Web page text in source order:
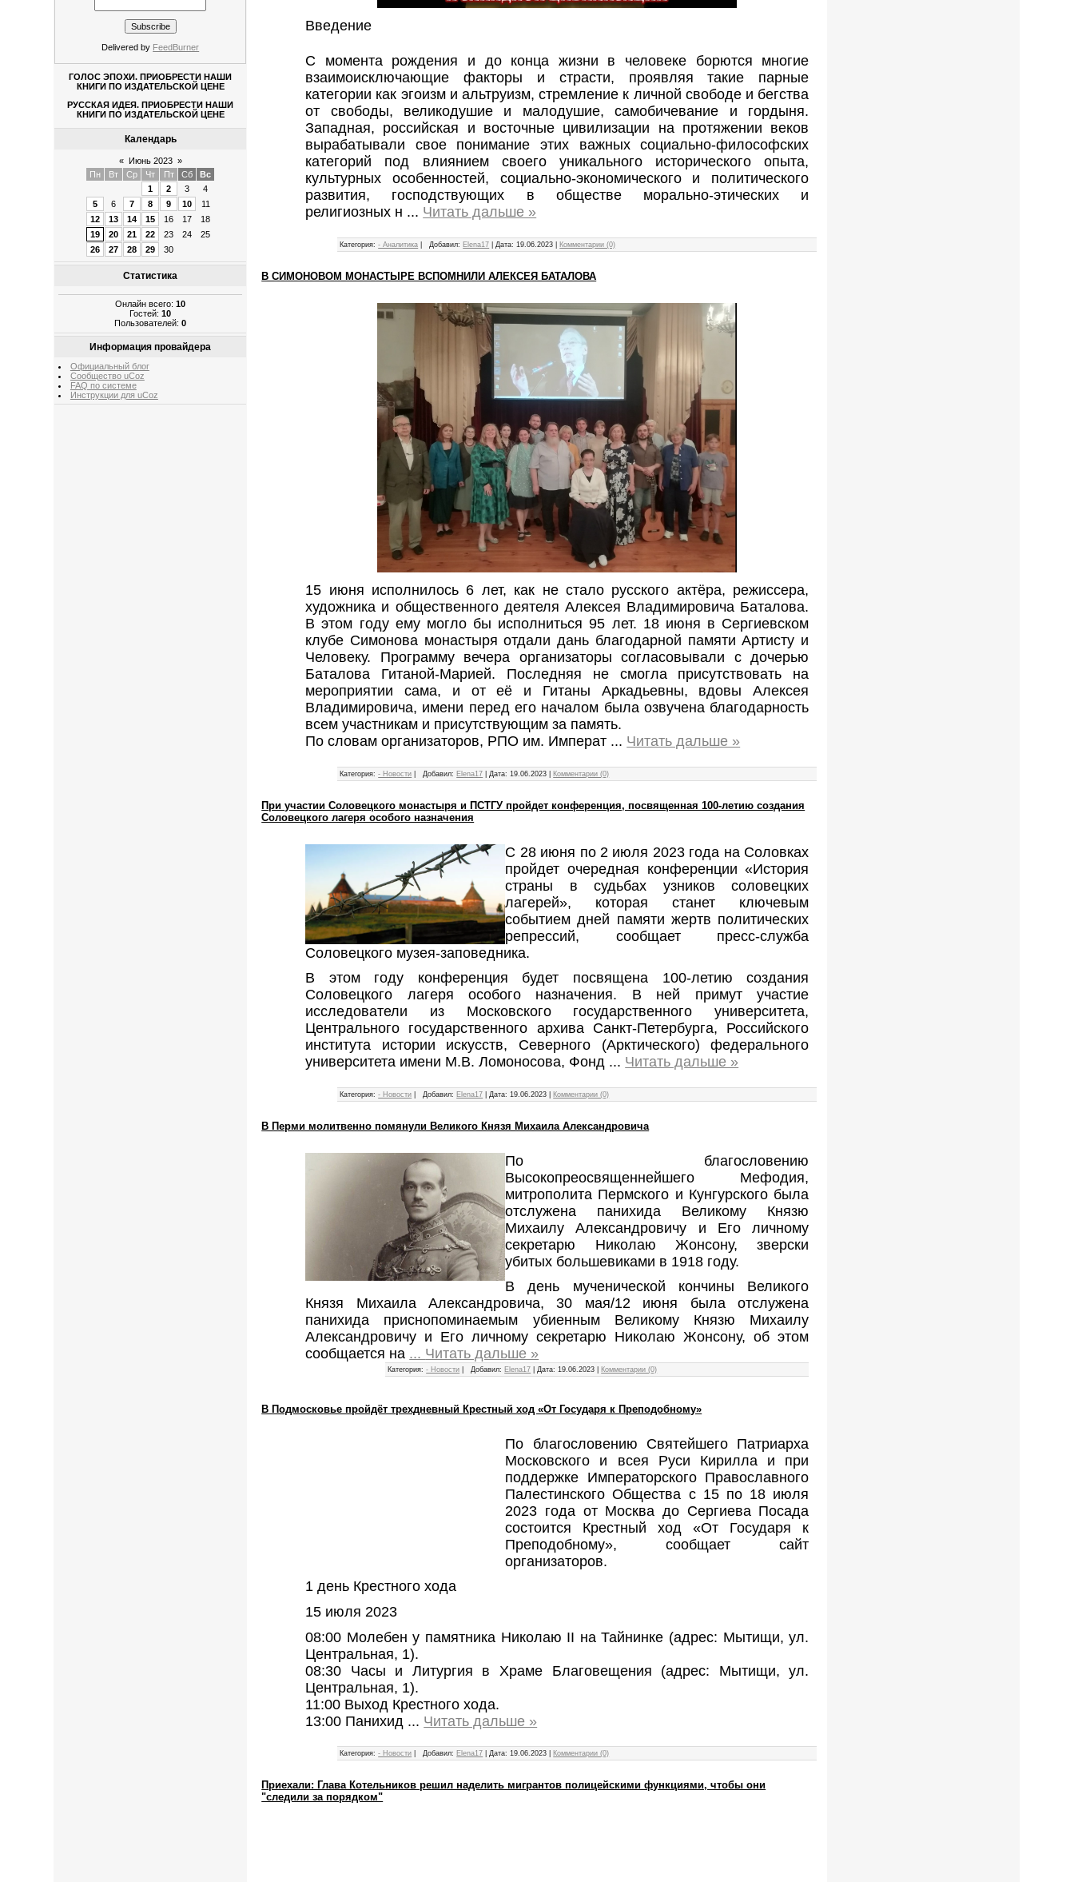
Delivered by FeedBurner
ГОЛОС ЭПОХИ. ПРИОБРЕСТИ НАШИ
КНИГИ ПО ИЗДАТЕЛЬСКОЙ ЦЕНЕ
РУССКАЯ ИДЕЯ. ПРИОБРЕСТИ НАШИ
КНИГИ ПО ИЗДАТЕЛЬСКОЙ ЦЕНЕ
Календарь
« Июнь 2023 »
Пн
Вт Ср Чт Пт Сб
Вс
1
2 3
4
5
6 7 8 9 10
11
12
13 14 15 16 17
18
19
20 21 22 23 24
25
26
27 28 29 30
Статистика
Онлайн всего:10
Гостей:10
Пользователей:0
Информация провайдера
Официальный блог
Сообщество uCoz
FAQ по системе
Инструкции для uCoz
Введение
С момента рождения и до конца жизни в человеке борются многие
взаимоисключающие факторы и страсти, проявляя такие парные
категории как эгоизм и альтруизм, стремление к личной свободе и бегства
от свободы, великодушие и малодушие, самобичевание и гордыня.
Западная, российская и восточные цивилизации на протяжении веков
вырабатывали свое понимание этих важных социально-философских
категорий под влиянием своего уникального исторического опыта,
культурных особенностей, социально-экономического и политического
развития, господствующих в обществе морально-этических и
религиозных н ... Читать дальше »
Категория: - Аналитика Добавил: Elena17 Дата: 19.06.2023 Комментарии (0)
В СИМОНОВОМ МОНАСТЫРЕ ВСПОМНИЛИ АЛЕКСЕЯ БАТАЛОВА
15 июня исполнилось 6 лет, как не стало русского актёра, режиссера,
художника и общественного деятеля Алексея Владимировича Баталова.
В этом году ему могло бы исполниться 95 лет. 18 июня в Сергиевском
клубе Симонова монастыря отдали дань благодарной памяти Артисту и
Человеку. Программу вечера организаторы согласовывали с дочерью
Баталова Гитаной-Марией. Последняя не смогла присутствовать на
мероприятии сама, и от её и Гитаны Аркадьевны, вдовы Алексея
Владимировича, имени перед его началом была озвучена благодарность
всем участникам и присутствующим за память.
По словам организаторов, РПО им. Императ ... Читать дальше »
Категория: - Новости Добавил: Elena17 |Дата: 19.06.2023 Комментарии (0)
При участии Соловецкого монастыря и ПСТГУ пройдет конференция, посвященная 100-летию создания
Соловецкого лагеря особого назначения
С 28 июня по 2 июля 2023 года на Соловках
пройдет очередная конференции «История
страны в судьбах узников соловецких
лагерей», которая станет ключевым
событием дней памяти жертв политических
репрессий, сообщает пресс-служба
Соловецкого музея-заповедника.
В этом году конференция будет посвящена 100-летию создания
Соловецкого лагеря особого назначения. В ней примут участие
исследователи из Московского государственного университета,
Центрального государственного архива Санкт-Петербурга, Российского
института истории искусств, Северного (Арктического) федерального
университета имени М.В. Ломоносова, Фонд ... Читать дальше »
Категория: - Новости Добавил: Elena17 |Дата: 19.06.2023 Комментарии (0)
В Перми молитвенно помянули Великого Князя Михаила Александровича
По благословению
Высокопреосвященнейшего Мефодия,
митрополита Пермского и Кунгурского была
отслужена панихида Великому Князю
Михаилу Александровичу и Его личному
секретарю Николаю Жонсону, зверски
убитых большевиками в 1918 году.
В день мученической кончины Великого
Князя Михаила Александровича, 30 мая/12 июня была отслужена
панихида приснопоминаемым убиенным Великому Князю Михаилу
Александровичу и Его личному секретарю Николаю Жонсону, об этом
сообщается на ... Читать дальше »
Категория: - Новости Добавил: Elena17 |Дата: 19.06.2023 Комментарии (0)
В Подмосковье пройдёт трехдневный Крестный ход «От Государя к Преподобному»
По благословению Святейшего Патриарха
Московского и всея Руси Кирилла и при
поддержке Императорского Православного
Палестинского Общества с 15 по 18 июля
2023 года от Москва до Сергиева Посада
состоится Крестный ход «От Государя к
Преподобному», сообщает сайт
организаторов.
1 день Крестного хода
15 июля 2023
08:00 Молебен у памятника Николаю II на Тайнинке (адрес: Мытищи, ул.
Центральная, 1).
08:30 Часы и Литургия в Храме Благовещения (адрес: Мытищи, ул.
Центральная, 1).
11:00 Выход Крестного хода.
13:00 Панихид ... Читать дальше »
Категория: - Новости Добавил: Elena17 |Дата: 19.06.2023 Комментарии (0)
Приехали: Глава Котельников решил наделить мигрантов полицейскими функциями, чтобы они
"следили за порядком"